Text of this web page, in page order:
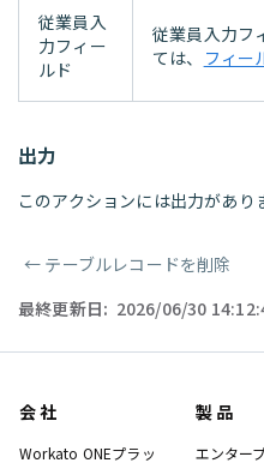
従業員入
力フィー
ルド
従業員入力フ
ては、
フィー
出力
このアクションには出力があり
ページャー
← テーブルレコードを削除
最終更新日: 2026/06/30
会社
Workato ONEプラッ
製品
エンター